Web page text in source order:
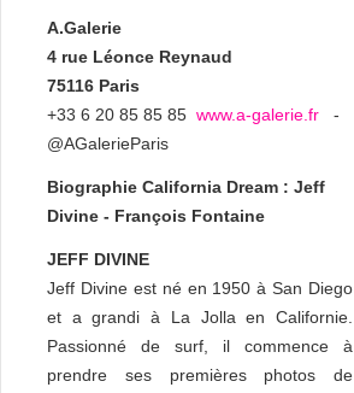
A.Galerie
4 rue Léonce Reynaud
75116 Paris
+33 6 20 85 85 85 www.a-galerie.fr -
@AGalerieParis
Biographie California Dream : Jeff
Divine - François Fontaine
JEFF DIVINE
Jeff Divine est né en 1950 à San Diego
et a grandi à La Jolla en Californie.
Passionné de surf, il commence à
prendre ses premières photos de